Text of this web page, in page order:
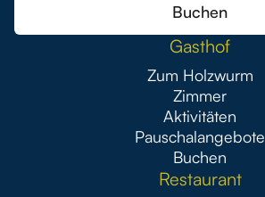
Buchen
Gasthof
Zum Holzwurm
Zimmer
Aktivitäten
Pauschalangebote
Buchen
Restaurant